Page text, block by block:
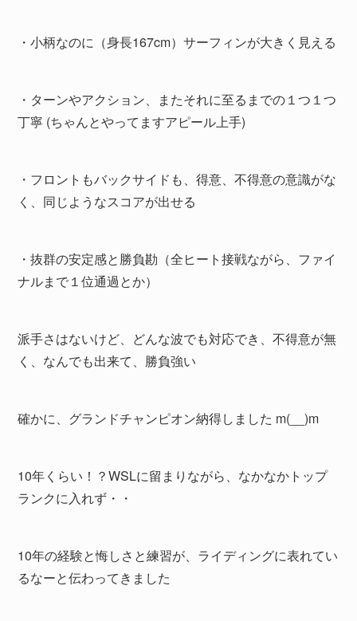
・小柄なのに（身長167cm）サーフィンが大きく見える
・ターンやアクション、またそれに至るまでの１つ１つ
丁寧 (ちゃんとやってますアピール上手)
・フロントもバックサイドも、得意、不得意の意識がな
く、同じようなスコアが出せる
・抜群の安定感と勝負勘（全ヒート接戦ながら、ファイ
ナルまで１位通過とか）
派手さはないけど、どんな波でも対応でき、不得意が無
く、なんでも出来て、勝負強い
確かに、グランドチャンピオン納得しました m(__)m
10年くらい！？WSLに留まりながら、なかなかトップ
ランクに入れず・・
10年の経験と悔しさと練習が、ライディングに表れてい
るなーと伝わってきました